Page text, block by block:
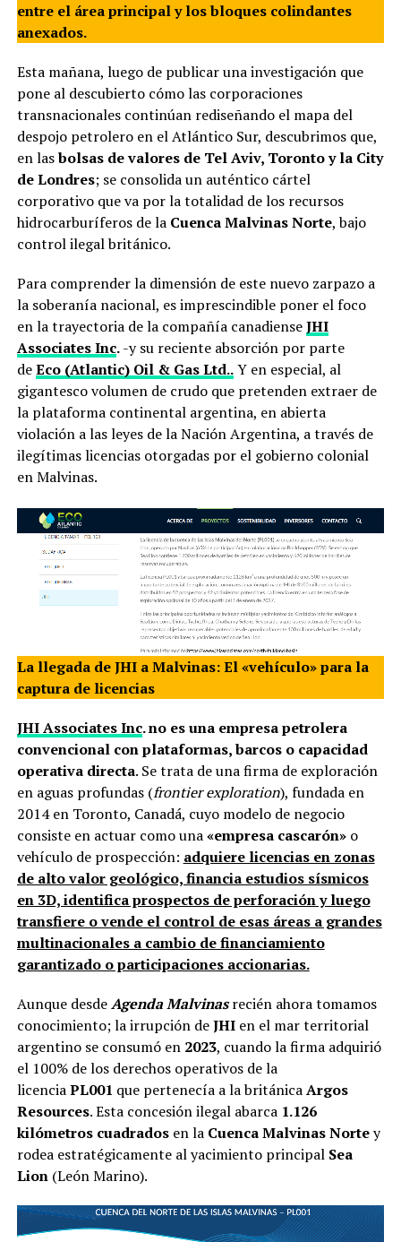
entre el área principal y los bloques colindantes
anexados.
Esta mañana, luego de publicar una investigación que
pone al descubierto cómo las corporaciones
transnacionales continúan rediseñando el mapa del
despojo petrolero en el Atlántico Sur, descubrimos que,
en lasbolsas de valores de Tel Aviv, Toronto y la City
de Londres; se consolida un auténtico cártel
corporativo que va por la totalidad de los recursos
hidrocarburíferos de la Cuenca Malvinas Norte, bajo
control ilegal británico.
Para comprender la dimensión de este nuevo zarpazo a
la soberanía nacional, es imprescindible poner el foco
en la trayectoria de la compañía canadienseJHI
Associates Inc.-y su reciente absorción por parte
deEco (Atlantic) Oil & Gas Ltd..Y en especial, al
gigantesco volumen de crudo que pretenden extraer de
la plataforma continental argentina, en abierta
violación a las leyes de la Nación Argentina, a través de
ilegítimas licencias otorgadas por el gobierno colonial
en Malvinas.
La llegada de JHI a Malvinas: El «vehículo» para la
captura de licencias
JHI Associates Inc. no es una empresa petrolera
convencional con plataformas, barcos o capacidad
operativa directa. Se trata de una firma de exploración
en aguas profundas (frontier exploration), fundada en
2014 en Toronto, Canadá, cuyo modelo de negocio
consiste en actuar como una«empresa cascarón»o
vehículo de prospección: adquiere licencias en zonas
de alto valor geológico, financia estudios sísmicos
en 3D, identifica prospectos de perforación y luego
transfiere o vende el control de esas áreas a grandes
multinacionales a cambio de financiamiento
garantizado o participaciones accionarias.
Aunque desdeAgenda Malvinasrecién ahora tomamos
conocimiento; la irrupción deJHI en el mar territorial
argentino se consumó en 2023, cuando la firma adquirió
el 100% de los derechos operativos de la
licenciaPL001 que pertenecía a la británicaArgos
Resources. Esta concesión ilegal abarca 1.126
kilómetros cuadradosen la Cuenca Malvinas Nortey
rodea estratégicamente al yacimiento principal Sea
Lion(León Marino).